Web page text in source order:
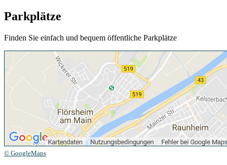
Parkplätze
Finden Sie einfach und bequem öffentliche Parkplätze
© GoogleMaps